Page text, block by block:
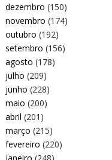
dezembro (150)
novembro (174)
outubro (192)
setembro (156)
agosto (178)
julho (209)
junho (228)
maio (200)
abril (201)
março (215)
fevereiro (220)
janeiro (248)